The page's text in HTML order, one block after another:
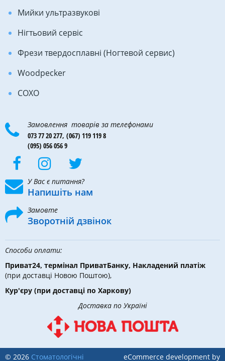
Мийки ультразвукові
Нігтьовий сервіс
Фрези твердосплавні (Ногтевой сервис)
Woodpecker
COXO
Замовлення товарів за телефонами
073 77 20 277, (067) 119 119 8
(095) 056 056 9
У Вас є питання?
Напишіть нам
Замовте
Зворотній дзвінок
Способи оплати:
Приват24, термінал ПриватБанку, Накладений платіж
(при доставці Новою Поштою),
Кур'єру (при доставці по Харкову)
Доставка по Україні
© 2026 Стоматологічні
eCommerce development by